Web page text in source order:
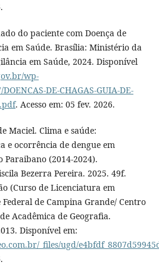
do paciente com Doença de
em Saúde. Brasília: Ministério da
em Saúde, 2024. Disponível
wp-
DE-CHAGAS-GUIA-DE-
. Acesso em: 05 fev. 2026.
Maciel. Clima e saúde:
e ocorrência de dengue em
(2014-2024).
Bezerra Pereira. 2025. 49f.
(Curso de Licenciatura em
de Campina Grande/ Centro
Acadêmica de Geografia.
Disponível em:
_files/ugd/